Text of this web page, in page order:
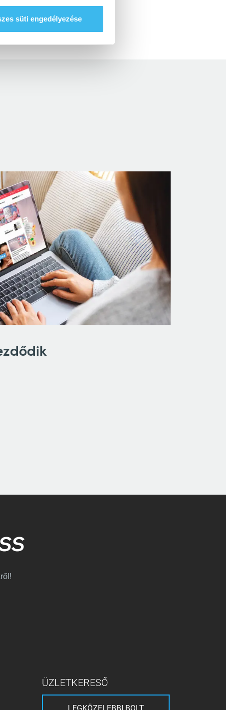
süti engedélyezése
ÜZLETKERESŐ